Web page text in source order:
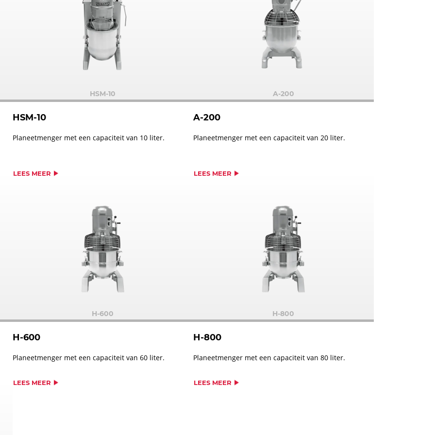
HSM-10
HSM-10
Planeetmenger met een capaciteit van 10 liter.
LEES MEER
A-200
A-200
Planeetmenger met een capaciteit van 20 liter.
LEES MEER
H-600
H-600
Planeetmenger met een capaciteit van 60 liter.
LEES MEER
H-800
H-800
Planeetmenger met een capaciteit van 80 liter.
LEES MEER